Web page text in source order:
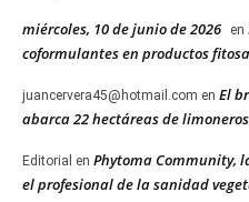
miércoles, 10 de junio de 2026 en
coformulantes en productos
juancervera45@hotmail.com en El
abarca 22 hectáreas de limoneros
Editorial en Phytoma Community,
el profesional de la sanidad